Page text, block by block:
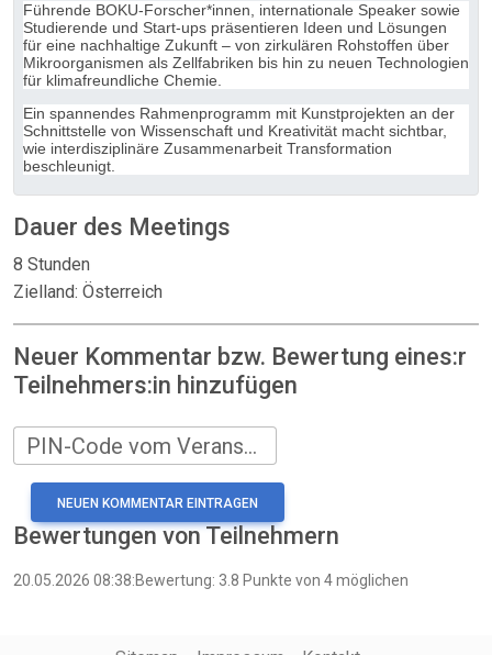
Führende BOKU-Forscher*innen, internationale Speaker sowie
Studierende und Start-ups präsentieren Ideen und Lösungen
für eine nachhaltige Zukunft – von zirkulären Rohstoffen über
Mikroorganismen als Zellfabriken bis hin zu neuen Technologien
für klimafreundliche Chemie.
Ein spannendes Rahmenprogramm mit Kunstprojekten an der
Schnittstelle von Wissenschaft und Kreativität macht sichtbar,
wie interdisziplinäre Zusammenarbeit Transformation
beschleunigt.
Dauer des Meetings
8 Stunden
Zielland: Österreich
Neuer Kommentar bzw. Bewertung eines:r
Teilnehmers:in hinzufügen
PIN-Code vom Veranstalter
Bewertungen von Teilnehmern
20.05.2026 08:38:Bewertung: 3.8 Punkte von 4 möglichen